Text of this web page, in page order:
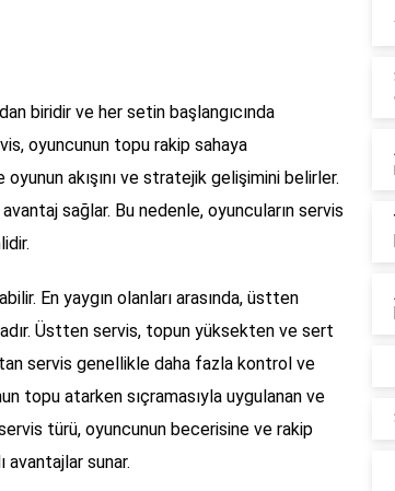
biridir ve her setin başlangıcında
oyuncunun topu rakip sahaya
akışını ve stratejik gelişimini belirler.
sağlar. Bu nedenle, oyuncuların servis
En yaygın olanları arasında, üstten
Üstten servis, topun yüksekten ve sert
servis genellikle daha fazla kontrol ve
topu atarken sıçramasıyla uygulanan ve
türü, oyuncunun becerisine ve rakip
avantajlar sunar.